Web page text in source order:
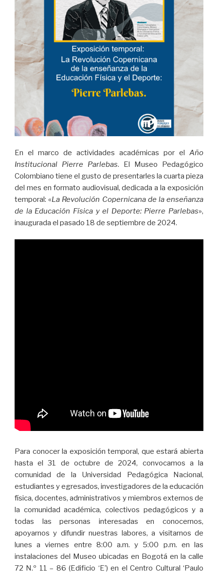
En el marco de actividades académicas por el Año
Institucional Pierre Parlebas. El Museo Pedagógico
Colombiano tiene el gusto de presentarles la cuarta pieza
del mes en formato audiovisual, dedicada a la exposición
temporal: «La Revolución Copernicana de la enseñanza
de la Educación Física y el Deporte: Pierre Parlebas»,
inaugurada el pasado 18 de septiembre de 2024.
Para conocer la exposición temporal, que estará abierta
hasta el 31 de octubre de 2024, convocamos a la
comunidad de la Universidad Pedagógica Nacional,
estudiantes y egresados, investigadores de la educación
física, docentes, administrativos y miembros externos de
la comunidad académica, colectivos pedagógicos y a
todas las personas interesadas en conocernos,
apoyarnos y difundir nuestras labores, a visitarnos de
lunes a viernes entre 8:00 a.m. y 5:00 p.m. en las
instalaciones del Museo ubicadas en Bogotá en la calle
72 N.º 11 – 86 (Edificio ‘E’) en el Centro Cultural ‘Paulo